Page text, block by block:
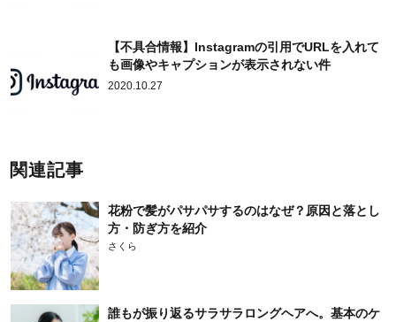
【不具合情報】Instagramの引用でURLを入れて
も画像やキャプションが表示されない件
2020.10.27
関連記事
花粉で髪がパサパサするのはなぜ？原因と落とし
方・防ぎ方を紹介
さくら
誰もが振り返るサラサラロングヘアへ。基本のケ